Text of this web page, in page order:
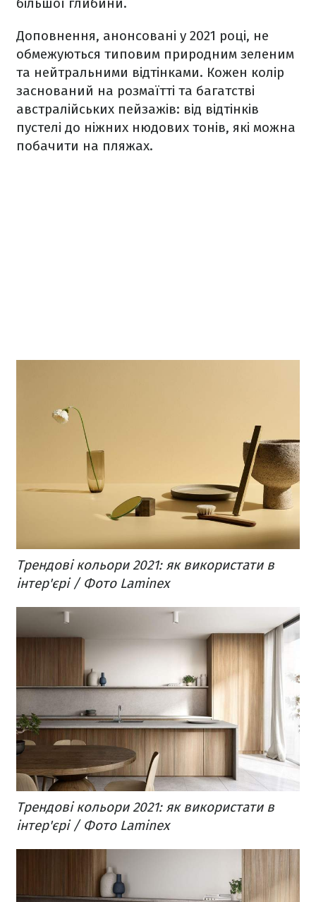
Доповнення, анонсовані у 2021 році, не
обмежуються типовим природним зеленим
та нейтральними відтінками. Кожен колір
заснований на розмаїтті та багатстві
австралійських пейзажів: від відтінків
пустелі до ніжних нюдових тонів, які можна
побачити на пляжах.
Трендові кольори 2021: як використати в
інтер'єрі / Фото Laminex
Трендові кольори 2021: як використати в
інтер'єрі / Фото Laminex